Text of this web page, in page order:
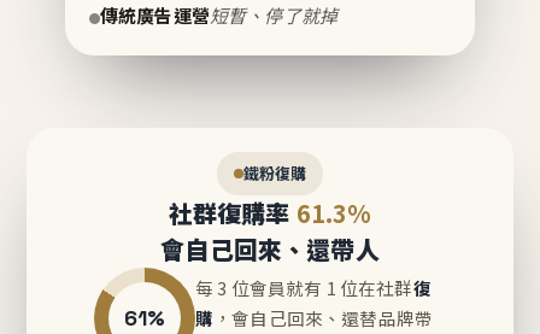
傳統廣告運營短暫、停了就掉
鐵粉復購
社群復購率 61.3%
會自己回來、還帶人
61%
每 3 位會員就有 1 位在社群復
購 ，會自己回來、還替品牌帶